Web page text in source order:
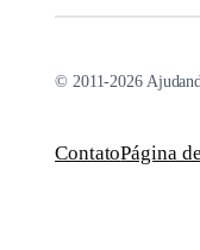
© 2011-2026
ContatoPágina